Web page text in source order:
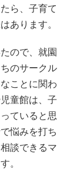
ら、子育て
あります。
ので、就園
のサークル
ことに関わ
童館は、子
ていると思
悩みを打ち
談できるマ
。